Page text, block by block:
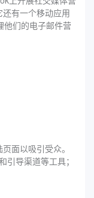
有一个移动应用
他们的电子邮件营
面以吸引受众。
导渠道等工具；